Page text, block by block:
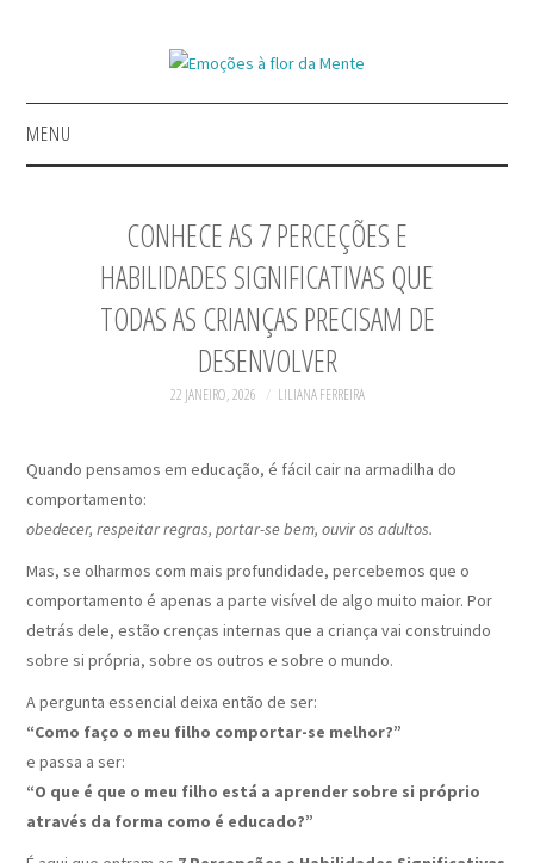
MENU
GERIR EMOÇÕES
A INSPIRAR
REFLETIR COM CONTOS
CONHECE AS 7 PERCEÇÕES E
HABILIDADES SIGNIFICATIVAS QUE
TODAS AS CRIANÇAS PRECISAM DE
DESENVOLVER
22 JANEIRO, 2026 LILIANA FERREIRA
Quando pensamos em educação, é fácil cair na armadilha do
comportamento:
obedecer, respeitar regras, portar-se bem, ouvir os adultos.
Mas, se olharmos com mais profundidade, percebemos que o
comportamento é apenas a parte visível de algo muito maior. Por
detrás dele, estão crenças internas que a criança vai construindo
sobre si própria, sobre os outros e sobre o mundo.
A pergunta essencial deixa então de ser:
“Como faço o meu filho comportar-se melhor?”
e passa a ser:
“O que é que o meu filho está a aprender sobre si próprio
através da forma como é educado?”